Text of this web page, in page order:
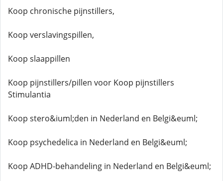
Koop chronische pijnstillers,
Koop verslavingspillen,
Koop slaappillen
Koop pijnstillers/pillen voor Koop pijnstillers
Stimulantia
Koop stero&iuml;den in Nederland en Belgi&euml;
Koop psychedelica in Nederland en Belgi&euml;
Koop ADHD-behandeling in Nederland en Belgi&euml;